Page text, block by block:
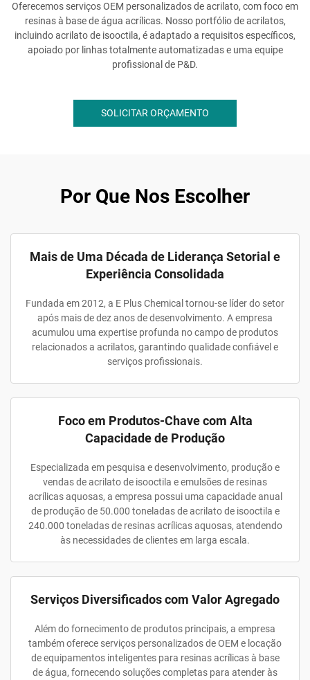
Oferecemos serviços OEM personalizados de acrilato, com foco em
resinas à base de água acrílicas. Nosso portfólio de acrilatos,
incluindo acrilato de isooctila, é adaptado a requisitos específicos,
apoiado por linhas totalmente automatizadas e uma equipe
profissional de P&D.
SOLICITAR ORÇAMENTO
Por Que Nos Escolher
Mais de Uma Década de Liderança Setorial e
Experiência Consolidada
Fundada em 2012, a E Plus Chemical tornou-se líder do setor
após mais de dez anos de desenvolvimento. A empresa
acumulou uma expertise profunda no campo de produtos
relacionados a acrilatos, garantindo qualidade confiável e
serviços profissionais.
Foco em Produtos-Chave com Alta
Capacidade de Produção
Especializada em pesquisa e desenvolvimento, produção e
vendas de acrilato de isooctila e emulsões de resinas
acrílicas aquosas, a empresa possui uma capacidade anual
de produção de 50.000 toneladas de acrilato de isooctila e
240.000 toneladas de resinas acrílicas aquosas, atendendo
às necessidades de clientes em larga escala.
Serviços Diversificados com Valor Agregado
Além do fornecimento de produtos principais, a empresa
também oferece serviços personalizados de OEM e locação
de equipamentos inteligentes para resinas acrílicas à base
de água, fornecendo soluções completas para atender às